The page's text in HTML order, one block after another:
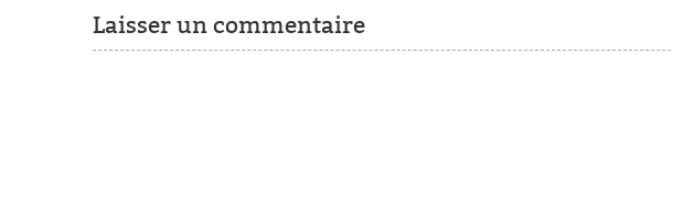
Laisser un commentaire